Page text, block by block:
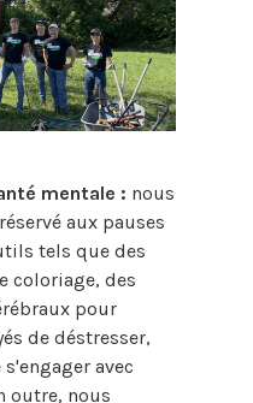
mentale : nous
aux pauses
tels que des
coloriage, des
pour
de déstresser,
avec
outre, nous